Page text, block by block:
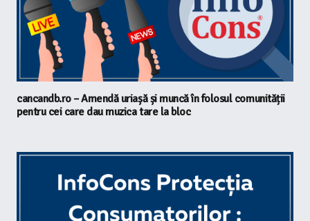
cancandb.ro – Amendă uriașă și muncă în folosul comunității
pentru cei care dau muzica tare la bloc